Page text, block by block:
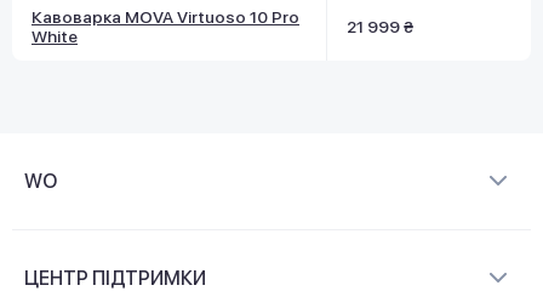
Кавоварка MOVA Virtuoso 10 Pro
White
21 999 ₴
WO
ЦЕНТР ПІДТРИМКИ